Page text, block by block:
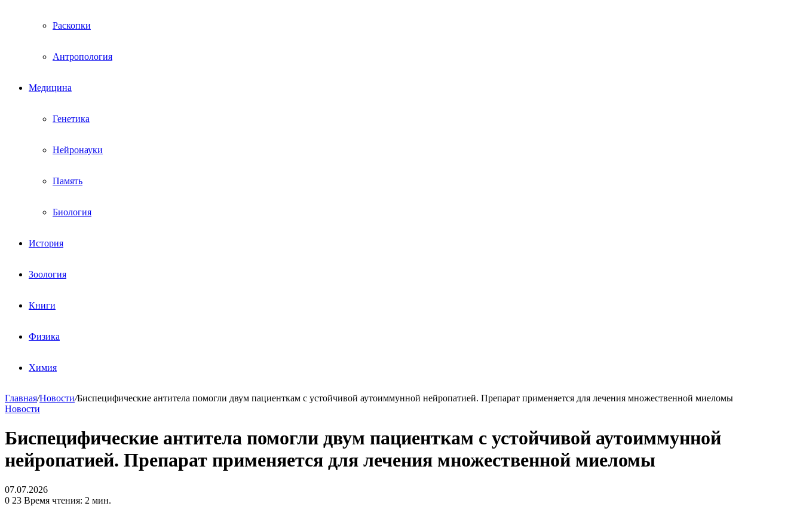
Раскопки
Антропология
Медицина
Генетика
Нейронауки
Память
Биология
История
Зоология
Книги
Физика
Химия
Главная/Новости/Биспецифические антитела помогли двум пациенткам с устойчивой аутоиммунной нейропатией. Препарат применяется для лечения множественной миеломы
Новости
Биспецифические антитела помогли двум пациенткам с устойчивой аутоиммунной
нейропатией. Препарат применяется для лечения множественной миеломы
07.07.2026
0 23 Время чтения: 2 мин.